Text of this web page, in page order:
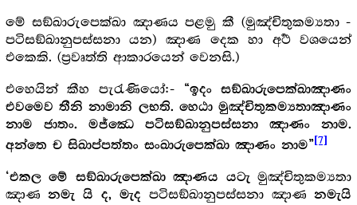
මේ සඞ්ඛාරුපෙක්ඛා ඤාණය පළමු කී (මුඤ්චිතුකම්‍යතා -
පටිසඞ්ඛානුපස්සනා යන) ඤාණ දෙක හා අර්‍ථ වශයෙන්
එකෙකි. (ප්‍ර‍වෘත්ති ආකාරයෙන් වෙනසි.)
එහෙයින් කීහ පැරැණියෝ:- “ඉදං සඞ්ඛාරුපෙක්ඛාඤාණං
එවමෙව තීනි නාමානි ලභති. හෙඨා මුඤ්චිතුකම්‍යතාඤාණං
නාම ජාතං. මජ්ඣෙ පටිසඞ්ඛානුපස්සනා ඤාණං නාම.
අන්තෙ ච සිඛාප්පත්තං සංඛාරුපෙක්ඛා ඤාණං නාම”[7]
‘එකල මේ සඞ්ඛාරුපෙක්ඛා ඤාණය යටැමුඤ්චිතුකම්‍යතා
ඤාණ නමැ යි ද, මැද පටිසඞ්ඛානුපස්සනා ඤාණ නමැයි